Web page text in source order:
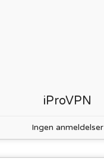
iProVPN
Ingen anmeldelser